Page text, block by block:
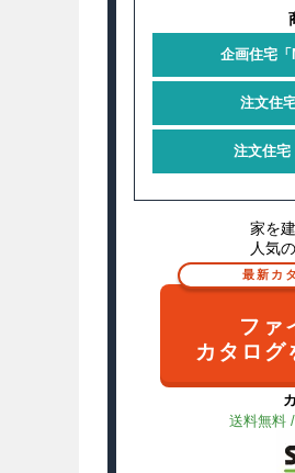
企画住宅「
注文住
注文住宅
家を
人気
最新カ
ファ
カタログ
送料無料